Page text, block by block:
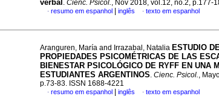
verbal . Cienc. Psicol., Nov 2018, vol.12, no.2, p.177-
· resumo em espanhol inglês · texto em espanhol
Aranguren, María and Irrazabal, Natalia ESTUDIO
PROPIEDADES PSICOMÉTRICAS DE LAS
BIENESTAR PSICOLÓGICO DE RYFF EN UNA
ESTUDIANTES ARGENTINOS. Cienc. Psicol.,
p.73-83. ISSN 1688-4221
· resumo em espanhol inglês · texto em espanhol